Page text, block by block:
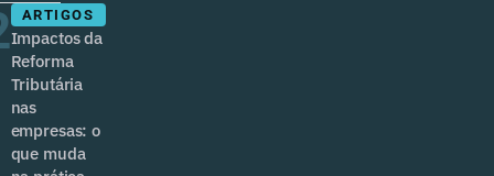
ARTIGOS
Impactos da
Reforma
Tributária
nas
empresas: o
que muda